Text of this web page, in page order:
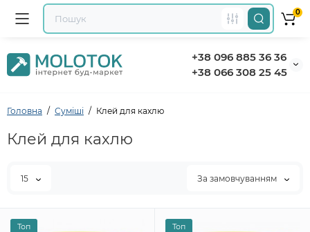
+38 096 885 36 36
+38 066 308 25 45
0
Головна Суміші Клей для кахлю
Клей для кахлю
15 За замовчуванням
Топ Топ